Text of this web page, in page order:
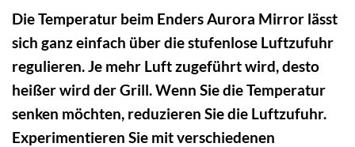
Die Temperatur beim Enders Aurora Mirror lässt
sich ganz einfach über die stufenlose Luftzufuhr
regulieren. Je mehr Luft zugeführt wird, desto
heißer wird der Grill. Wenn Sie die Temperatur
senken möchten, reduzieren Sie die Luftzufuhr.
Experimentieren Sie mit verschiedenen